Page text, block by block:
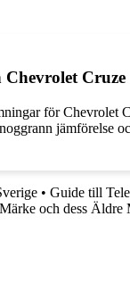
för Chevrolet
jämförelse
• Guide till
och dess Äldre